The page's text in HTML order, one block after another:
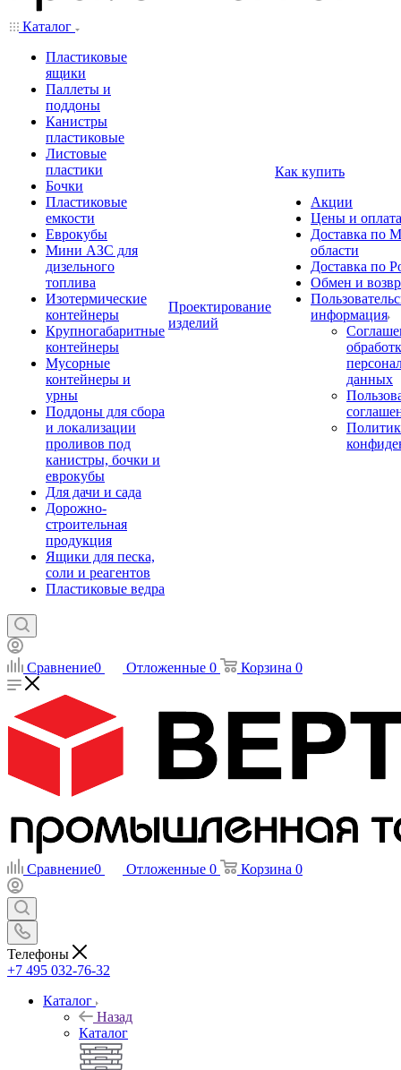
Каталог
Пластиковые
ящики
Паллеты и
поддоны
Канистры
пластиковые
Листовые
пластики
Бочки
Пластиковые
емкости
Еврокубы
Мини АЗС для
дизельного
топлива
Изотермические
контейнеры
Крупногабаритные
контейнеры
Мусорные
контейнеры и
урны
Поддоны для сбора
и локализации
проливов под
канистры, бочки и
еврокубы
Для дачи и сада
Дорожно-
строительная
продукция
Ящики для песка,
соли и реагентов
Пластиковые ведра
Проектирование
изделий
Как купить
Акции
Цены и оплата
Доставка по
области
Доставка по
Обмен и
информация
данных
Сравнение0 Отложенные 0 Корзина 0
Сравнение0 Отложенные 0 Корзина 0
Телефоны
+7 495 032-76-32
Каталог
Назад
Каталог